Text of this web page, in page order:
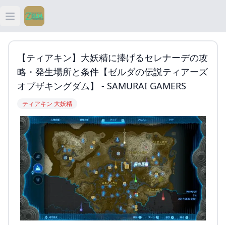
Open main menu
ティアキン
ティアキン 祠
ティアキン 武器
ティアキン 攻略
【ティアキン】大妖精に捧げるセレナーデの攻
略・発生場所と条件【ゼルダの伝説ティアーズ
オブザキングダム】 - SAMURAI GAMERS
ティアキン 大妖精